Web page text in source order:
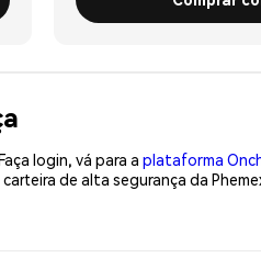
login, vá para a plataforma
de alta segurança da